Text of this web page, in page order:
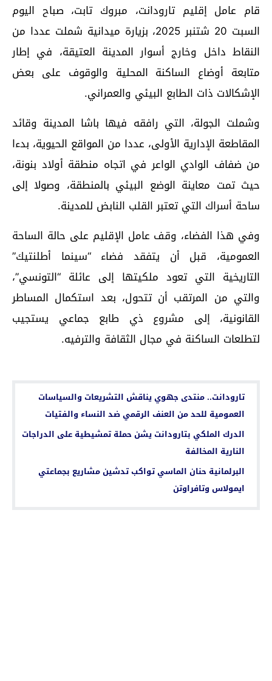
قام عامل إقليم تارودانت، مبروك تابت، صباح اليوم
السبت 20 شتنبر 2025، بزيارة ميدانية شملت عددا من
النقاط داخل وخارج أسوار المدينة العتيقة، في إطار
متابعة أوضاع الساكنة المحلية والوقوف على بعض
الإشكالات ذات الطابع البيئي والعمراني.
وشملت الجولة، التي رافقه فيها باشا المدينة وقائد
المقاطعة الإدارية الأولى، عددا من المواقع الحيوية، بدءا
من ضفاف الوادي الواعر في اتجاه منطقة أولاد بنونة،
حيث تمت معاينة الوضع البيئي بالمنطقة، وصولا إلى
ساحة أسراك التي تعتبر القلب النابض للمدينة.
وفي هذا الفضاء، وقف عامل الإقليم على حالة الساحة
العمومية، قبل أن يتفقد فضاء “سينما أطلنتيك”
التاريخية التي تعود ملكيتها إلى عائلة “التونسي”،
والتي من المرتقب أن تتحول، بعد استكمال المساطر
القانونية، إلى مشروع ذي طابع جماعي يستجيب
لتطلعات الساكنة في مجال الثقافة والترفيه.
تارودانت.. منتدى جهوي يناقش التشريعات والسياسات
العمومية للحد من العنف الرقمي ضد النساء والفتيات
الدرك الملكي بتارودانت يشن حملة تمشيطية على الدراجات
النارية المخالفة
البرلمانية حنان الماسي تواكب تدشين مشاريع بجماعتي
ايمولاس وتافراوتن